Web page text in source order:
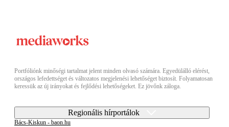
Portfóliónk minőségi tartalmat jelent minden olvasó számára. Egyedülálló elérést,
országos lefedettséget és változatos megjelenési lehetőséget biztosít. Folyamatosan
keressük az új irányokat és fejlődési lehetőségeket. Ez jövőnk záloga.
Regionális hírportálok
Bács-Kiskun - baon.hu